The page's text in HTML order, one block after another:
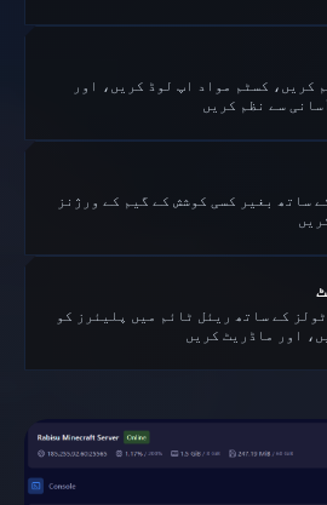
کریں، کسٹم مواد اپ لوڈ کریں، اور
سے نظم کریں
ساتھ بغیر کسی کوشش کے گیم کے ورژنز
کے ساتھ ریئل ٹائم میں پلیئرز کو
اور ماڈریٹ کریں